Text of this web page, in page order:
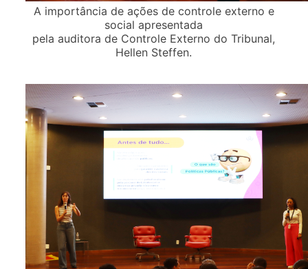
A importância de ações de controle externo e
social apresentada
pela auditora de Controle Externo do Tribunal,
Hellen Steffen.